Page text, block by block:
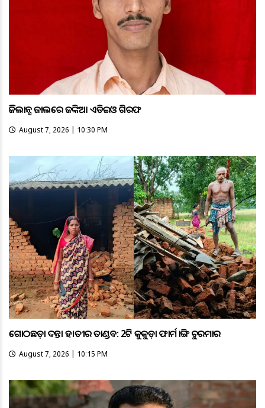
ଭିଜିଲାନ୍ସ ଜାଲରେ ଜଙ୍କିଆ ଏଡିଇଓ ଗିରଫ
August 7, 2026 | 10:30 PM
ଗୋଠଛଡ଼ା ଦନ୍ତା ହାତୀର ତାଣ୍ଡବ: 2ଟି କୁକୁଡ଼ା ଫାର୍ମ ଭାଙ୍ଗି ଚୁରମାର
August 7, 2026 | 10:15 PM